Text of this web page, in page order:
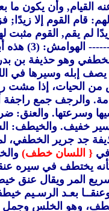
القيام, وأن يكون ما
قام القوم إلا
لم يقم, القوم مثبت
الهوامش: (3)
هذه
وهو حذيفة بن
إبله وسيرها في
من الحيات، إذا مشت
والرجف جمع
وسرعتها. والعنق:
سير خفيف. والخيطف:
جد جرير الخطفي،
{ اللسان خطف)
يختطف في سيره
المر ويقال عنق
بعـد الرسـيم
وهو الخلس